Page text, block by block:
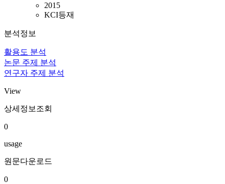
2015
KCI등재
분석정보
활용도 분석
논문 주제 분석
연구자 주제 분석
View
상세정보조회
0
usage
원문다운로드
0